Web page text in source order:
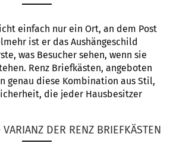
einfach nur ein Ort, an dem Post
ist er das Aushängeschild
was Besucher sehen, wenn sie
Renz Briefkästen, angeboten
genau diese Kombination aus Stil,
die jeder Hausbesitzer
DER RENZ BRIEFKÄSTEN